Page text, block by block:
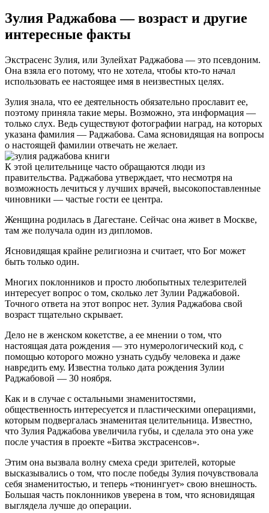
Зулия Раджабова — возраст и другие
интересные факты
Экстрасенс Зулия, или Зулейхат Раджабова — это псевдоним.
Она взяла его потому, что не хотела, чтобы кто-то начал
использовать ее настоящее имя в неизвестных целях.
Зулия знала, что ее деятельность обязательно прославит ее,
поэтому приняла такие меры. Возможно, эта информация —
только слух. Ведь существуют фотографии наград, на которых
указана фамилия — Раджабова. Сама ясновидящая на вопросы
о настоящей фамилии отвечать не желает.
К этой целительнице часто обращаются люди из
правительства. Раджабова утверждает, что несмотря на
возможность лечиться у лучших врачей, высокопоставленные
чиновники — частые гости ее центра.
Женщина родилась в Дагестане. Сейчас она живет в Москве,
там же получала один из дипломов.
Ясновидящая крайне религиозна и считает, что Бог может
быть только один.
Многих поклонников и просто любопытных телезрителей
интересует вопрос о том, сколько лет Зулии Раджабовой.
Точного ответа на этот вопрос нет. Зулия Раджабова свой
возраст тщательно скрывает.
Дело не в женском кокетстве, а ее мнении о том, что
настоящая дата рождения — это нумерологический код, с
помощью которого можно узнать судьбу человека и даже
навредить ему. Известна только дата рождения Зулии
Раджабовой — 30 ноября.
Как и в случае с остальными знаменитостями,
общественность интересуется и пластическими операциями,
которым подвергалась знаменитая целительница. Известно,
что Зулия Раджабова увеличила губы, и сделала это она уже
после участия в проекте «Битва экстрасенсов».
Этим она вызвала волну смеха среди зрителей, которые
высказывались о том, что после победы Зулия почувствовала
себя знаменитостью, и теперь «тюнингует» свою внешность.
Большая часть поклонников уверена в том, что ясновидящая
выглядела лучше до операции.